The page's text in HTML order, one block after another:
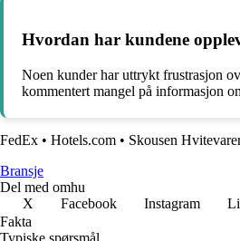
Hvordan har kundene
Noen kunder har uttrykt frustrasjon
kommentert mangel på informasjon
FedEx • Hotels.com • Skousen
Bransje
Del med omhu
X
Facebook Instagram
Fakta